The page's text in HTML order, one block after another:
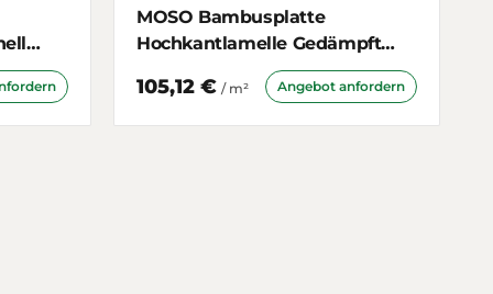
MOSO Bambusplatte
Hochkantlamelle Gedämpft
16mm 3-schichtig
105,12 € / m² Angebot anfordern